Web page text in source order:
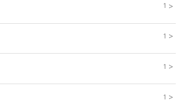
1 >
1 >
1 >
1 >